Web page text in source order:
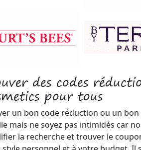
des codes
pour tous
un bon code réduction ou un
mais ne soyez pas intimidés car
la recherche et trouver le